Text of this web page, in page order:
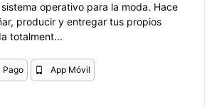
operativo para la moda. Hace
producir y entregar tus propios
totalment...
Pago App Móvil